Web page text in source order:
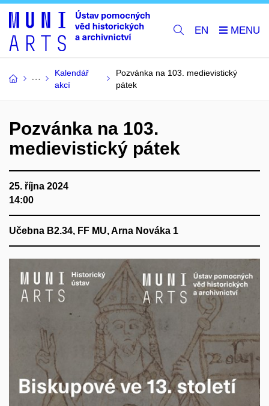
EN
Kalendář
akcí
Pozvánka na 103. medievistický
pátek
Pozvánka na 103.
medievistický pátek
25. října 2024
14:00
Učebna B2.34, FF MU, Arna Nováka 1